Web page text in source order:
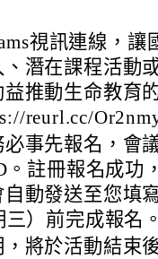
視訊連線，
潛在課程活動
推動生命教育
reurl.cc/
事先報名，會
。註冊報名成功
動發送至您填
三）前完成報名
將於活動結束